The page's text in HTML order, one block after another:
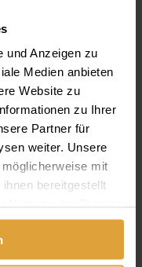
und Anzeigen zu
Medien anbieten
Website zu
zu Ihrer
Partner für
weiter. Unsere
mit
bereitgestellt
Nutzung der Dienste
gerne
als